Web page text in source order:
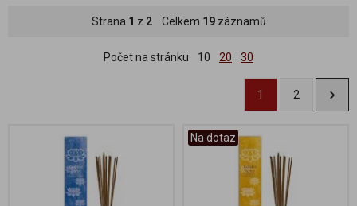
Strana 1 z 2Celkem 19záznamů
Počet na stránku 10 20 30
1 2
Na dotaz